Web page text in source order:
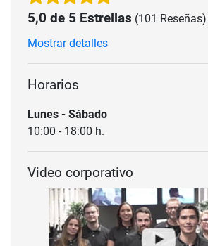
5,0 de 5 Estrellas (101 Reseñas)
Mostrar detalles
Horarios
Lunes - Sábado
10:00 - 18:00 h.
Video corporativo